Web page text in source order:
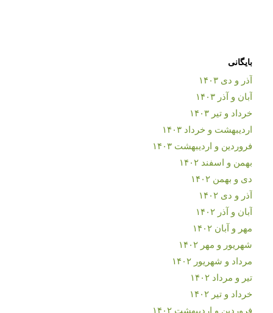
بایگانی
آذر و دی ۱۴۰۳
آبان و آذر ۱۴۰۳
خرداد و تیر ۱۴۰۳
اردیبهشت و خرداد ۱۴۰۳
فروردین و اردیبهشت ۱۴۰۳
بهمن و اسفند ۱۴۰۲
دی و بهمن ۱۴۰۲
آذر و دی ۱۴۰۲
آبان و آذر ۱۴۰۲
مهر و آبان ۱۴۰۲
شهریور و مهر ۱۴۰۲
مرداد و شهریور ۱۴۰۲
تیر و مرداد ۱۴۰۲
خرداد و تیر ۱۴۰۲
فروردین و اردیبهشت ۱۴۰۲